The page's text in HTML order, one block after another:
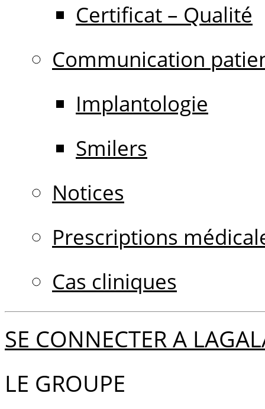
Certificat – Qualité
Communication
Implantologie
Smilers
Notices
Prescriptions
Cas cliniques
SE CONNECTER A
LE GROUPE